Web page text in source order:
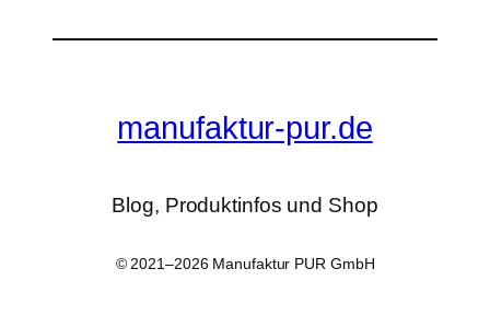
manufaktur-pur.de
Blog, Produktinfos und Shop
© 2021–2026 Manufaktur PUR GmbH